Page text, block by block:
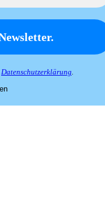
Datenschutzerklärung